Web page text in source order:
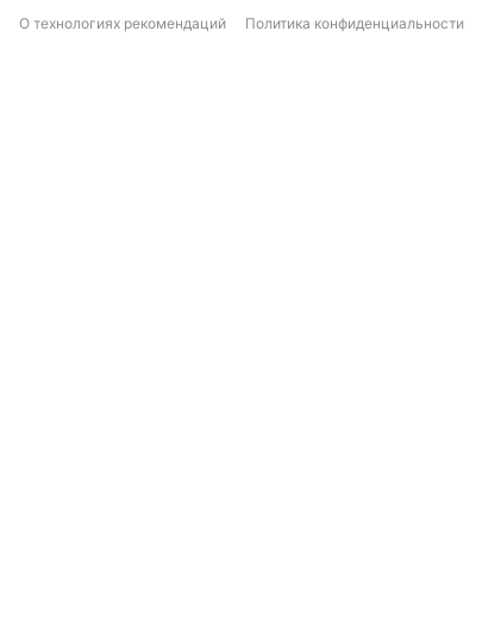
О технологиях рекомендаций Политика конфиденциальности